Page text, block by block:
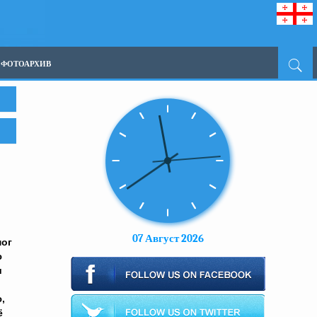
ФОТОАРХИВ
07 Август 2026